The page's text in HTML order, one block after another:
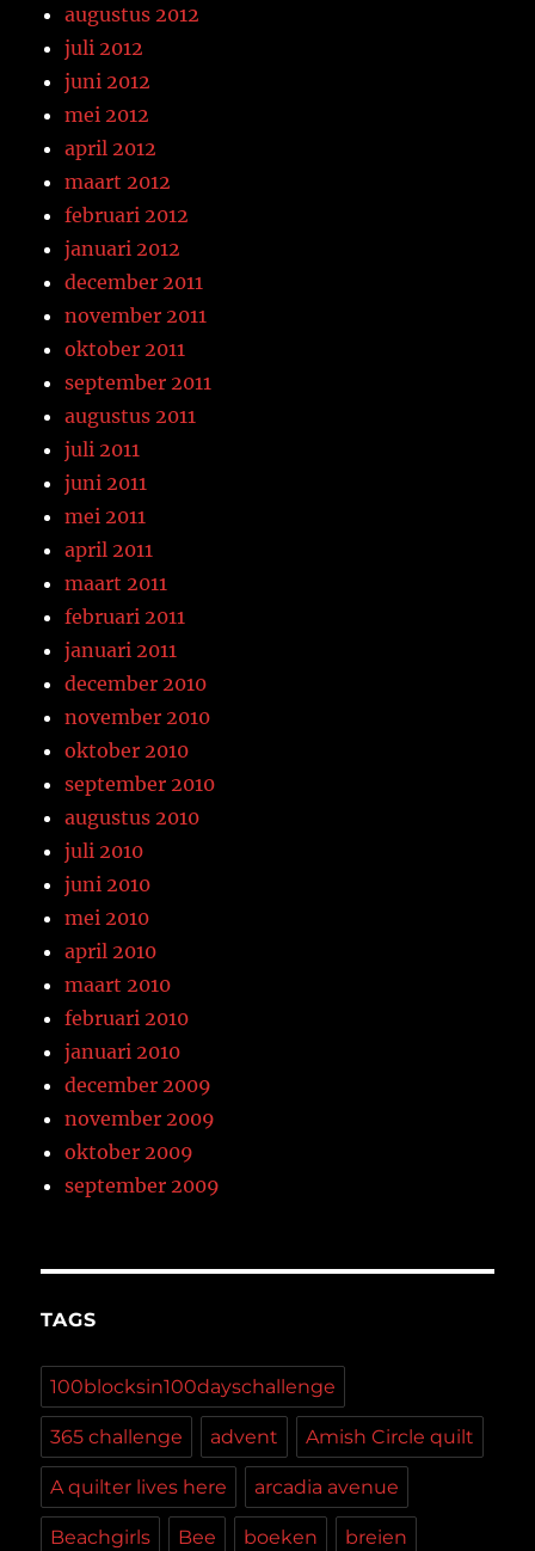
augustus 2012
juli 2012
juni 2012
mei 2012
april 2012
maart 2012
februari 2012
januari 2012
december 2011
november 2011
oktober 2011
september 2011
augustus 2011
juli 2011
juni 2011
mei 2011
april 2011
maart 2011
februari 2011
januari 2011
december 2010
november 2010
oktober 2010
september 2010
augustus 2010
juli 2010
juni 2010
mei 2010
april 2010
maart 2010
februari 2010
januari 2010
december 2009
november 2009
oktober 2009
september 2009
TAGS
100blocksin100dayschallenge
365 challenge advent Amish Circle quilt
A quilter lives here arcadia avenue
Beachgirls Bee boeken breien